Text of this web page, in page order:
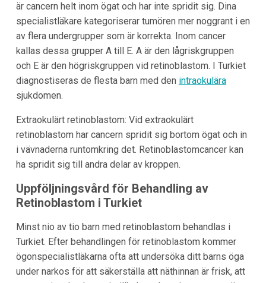
är cancern helt inom ögat och har inte spridit sig. Dina
specialistläkare kategoriserar tumören mer noggrant i en
av flera undergrupper som är korrekta. Inom cancer
kallas dessa grupper A till E. A är den lågriskgruppen
och E är den högriskgruppen vid retinoblastom. I Turkiet
diagnostiseras de flesta barn med den intraokulära
sjukdomen.
Extraokulärt retinoblastom: Vid extraokulärt
retinoblastom har cancern spridit sig bortom ögat och in
i vävnaderna runtomkring det. Retinoblastomcancer kan
ha spridit sig till andra delar av kroppen.
Uppföljningsvård för Behandling av
Retinoblastom i Turkiet
Minst nio av tio barn med retinoblastom behandlas i
Turkiet. Efter behandlingen för retinoblastom kommer
ögonspecialistläkarna ofta att undersöka ditt barns öga
under narkos för att säkerställa att näthinnan är frisk, att